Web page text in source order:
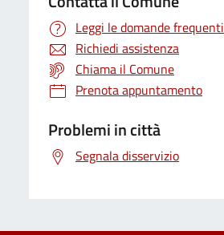
Leggi le domande frequenti
Richiedi assistenza
Chiama il Comune
Prenota appuntamento
Problemi in città
Segnala disservizio